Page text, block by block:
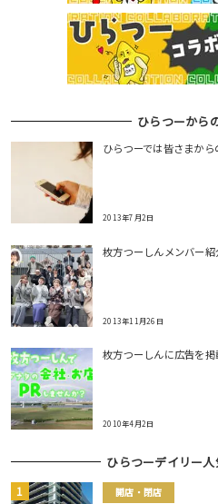
ひらつーから
ひらつーでは皆さまか
2013年7月2日
枚方つーしんメンバー紹
2013年11月26日
枚方つーしんに広告を
2010年4月2日
ひらつーデイリー
開店・閉店